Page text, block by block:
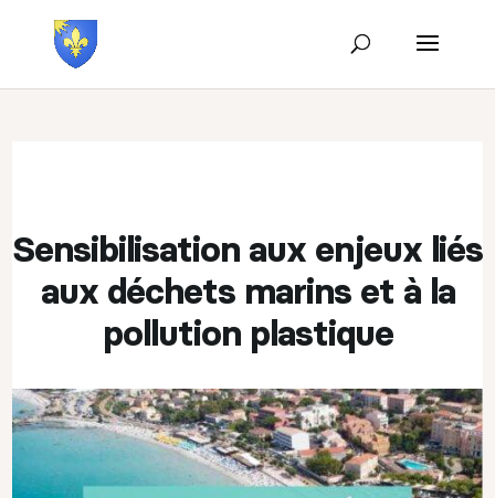
Sensibilisation aux enjeux liés
aux déchets marins et à la
pollution plastique